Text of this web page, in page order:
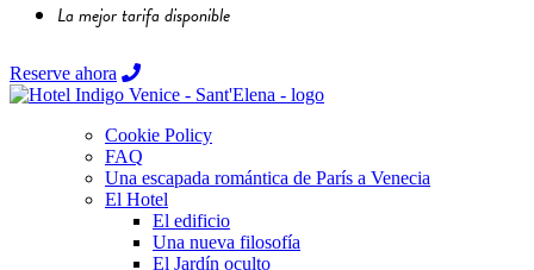
La mejor tarifa disponible
Reserve ahora
Cookie Policy
FAQ
Una escapada romántica de París a Venecia
El Hotel
El edificio
Una nueva filosofía
El Jardín oculto